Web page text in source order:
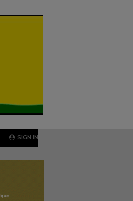
SIGN IN